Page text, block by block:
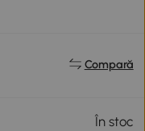
Compară
În stoc